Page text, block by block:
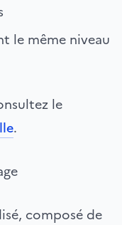
le même niveau
le
.
composé de